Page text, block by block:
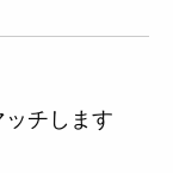
チします